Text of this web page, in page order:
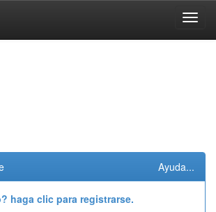
Ayuda...
haga clic para registrarse.